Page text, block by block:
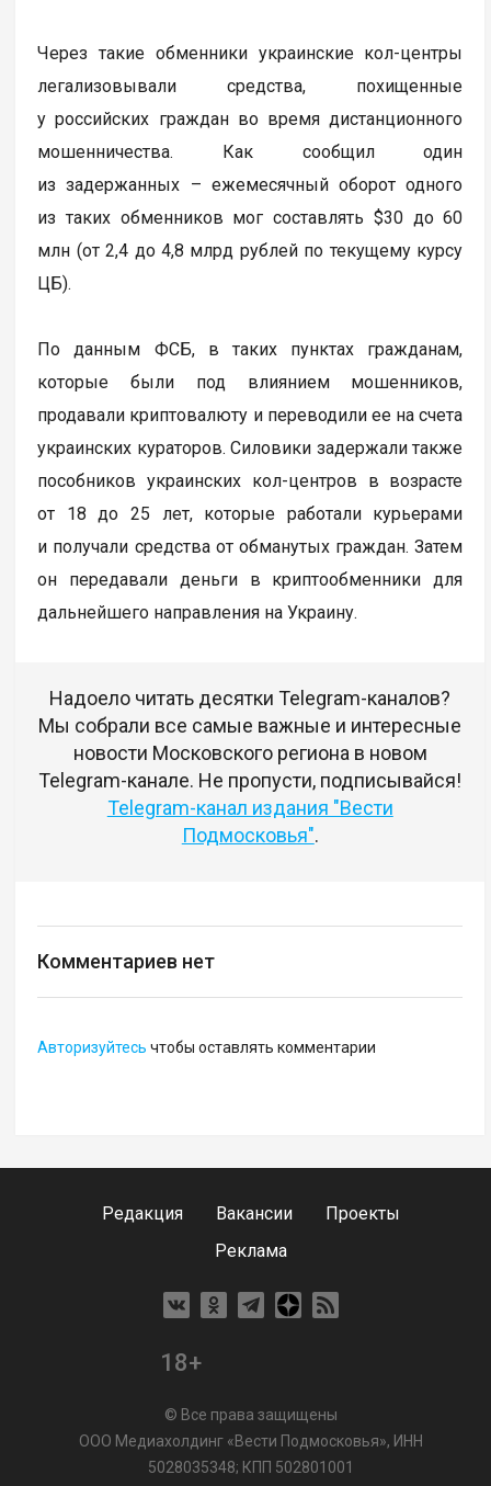
Через такие обменники украинские кол-центры
легализовывали средства, похищенные
у российских граждан во время дистанционного
мошенничества. Как сообщил один
из задержанных – ежемесячный оборот одного
из таких обменников мог составлять $30 до 60
млн (от 2,4 до 4,8 млрд рублей по текущему курсу
ЦБ).
По данным ФСБ, в таких пунктах гражданам,
которые были под влиянием мошенников,
продавали криптовалюту и переводили ее на счета
украинских кураторов. Силовики задержали также
пособников украинских кол-центров в возрасте
от 18 до 25 лет, которые работали курьерами
и получали средства от обманутых граждан. Затем
он передавали деньги в криптообменники для
дальнейшего направления на Украину.
Надоело читать десятки Telegram-каналов?
Мы собрали все самые важные и интересные
новости Московского региона в новом
Telegram-канале. Не пропусти, подписывайся!
Telegram-канал издания "Вести
Подмосковья".
Комментариев нет
Авторизуйтесь чтобы оставлять комментарии
Редакция Вакансии
Проекты
Реклама
18+
© Все права защищены
ООО Медиахолдинг «Вести Подмосковья», ИНН
5028035348; КПП 502801001